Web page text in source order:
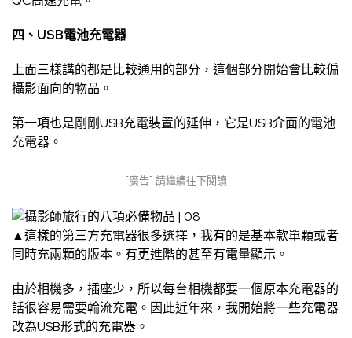
四、USB電池充電器
上面三樣講的都是比較通用的部分，這個部分開始會比較偏
攝影面向的物品。
第一項也是剛剛USB充電裝置的延伸，它是USB介面的電池
充電器。
[廣告] 請繼續往下閱讀
▲這樣的第三方充電器很多選擇，我有的是基本款單顆或者
同時充兩顆的版本。有更進階的甚至有電量顯示。
由於相機多，插座少，所以每台相機都要一個原本充電器的
話很容易需要輪流充電。因此近年來，我開始將一些充電器
改為USB形式的充電器。